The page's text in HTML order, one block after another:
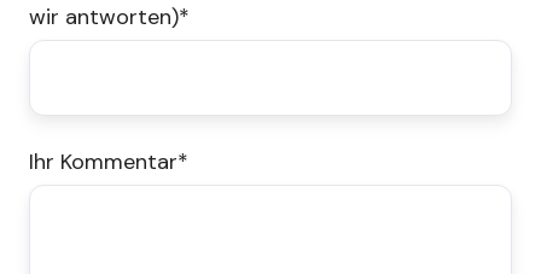
wir antworten)*
Ihr Kommentar*